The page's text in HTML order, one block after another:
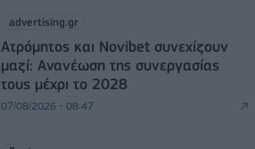
advertising.gr
Ατρόμητος και Novibet συνεχίζουν
μαζί: Ανανέωση της συνεργασίας
τους μέχρι το 2028
07/08/2026 - 08:47